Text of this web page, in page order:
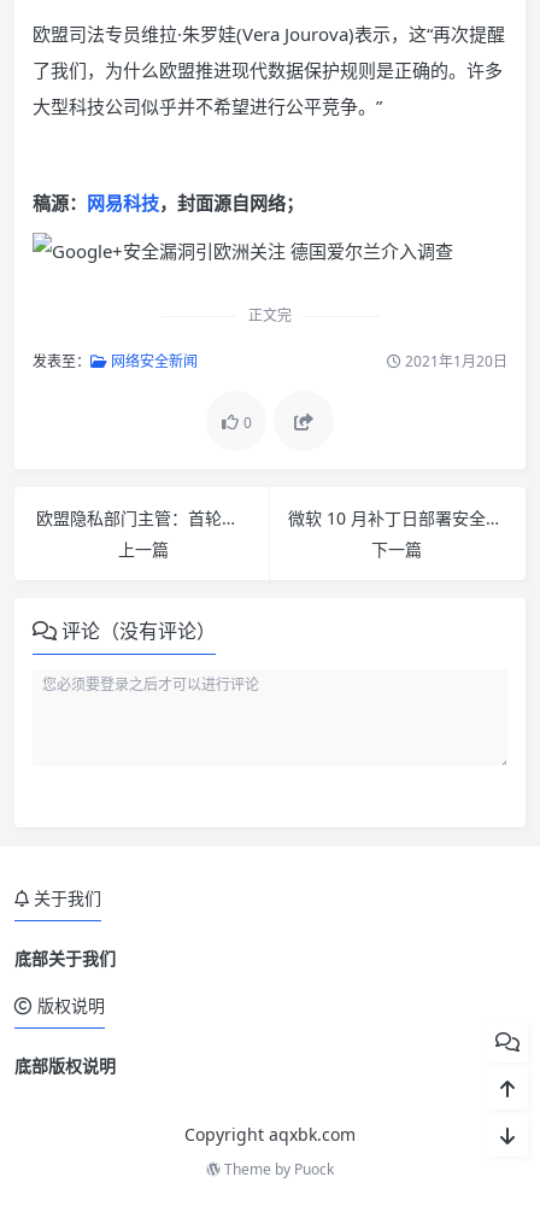
欧盟司法专员维拉·朱罗娃(Vera Jourova)表示，这“再次提醒
了我们，为什么欧盟推进现代数据保护规则是正确的。许多
大型科技公司似乎并不希望进行公平竞争。”
稿源： 网易科技，封面源自网络；
正文完
发表至： 网络安全新闻 2021年1月20日
0
欧盟隐私部门主管：首轮涉数据违规罚款或在年底实施
上一篇
微软 10 月补丁日部署安全更新：修复已被用于攻击的 Win32k 提权漏洞
下一篇
评论（没有评论）
关于我们
底部关于我们
版权说明
底部版权说明
Copyright aqxbk.com
Theme by Puock